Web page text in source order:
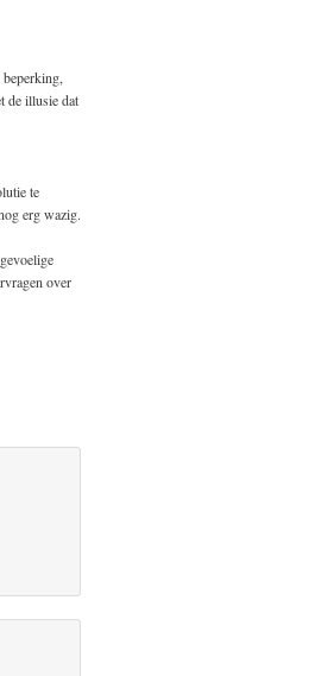
de illusie dat
te
erg wazig.
over